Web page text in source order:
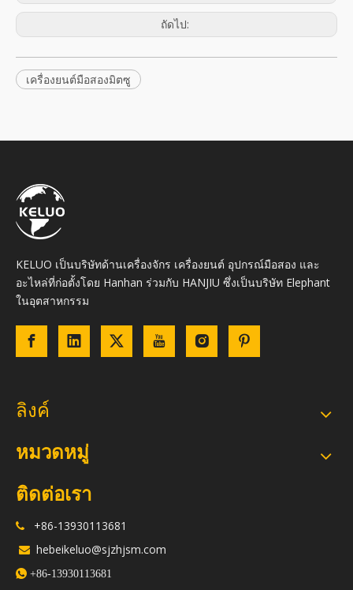
ถัดไป:
เครื่องยนต์มือสองมิตซู
KELUO เป็นบริษัทด้านเครื่องจักร เครื่องยนต์ อุปกรณ์มือสอง และ
อะไหล่ที่ก่อตั้งโดย Hanhan ร่วมกับ HANJIU ซึ่งเป็นบริษัท Elephant
ในอุตสาหกรรม
ลิงค์
หมวดหมู่
ติดต่อเรา
 +86-13930113681
 hebeikeluo@sjzhjsm.com
 +86-13930113681